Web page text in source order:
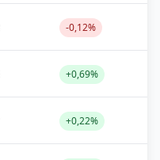
-0,12%
+0,69%
+0,22%